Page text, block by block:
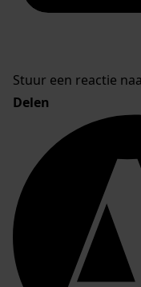
Stuur een reactie
Delen